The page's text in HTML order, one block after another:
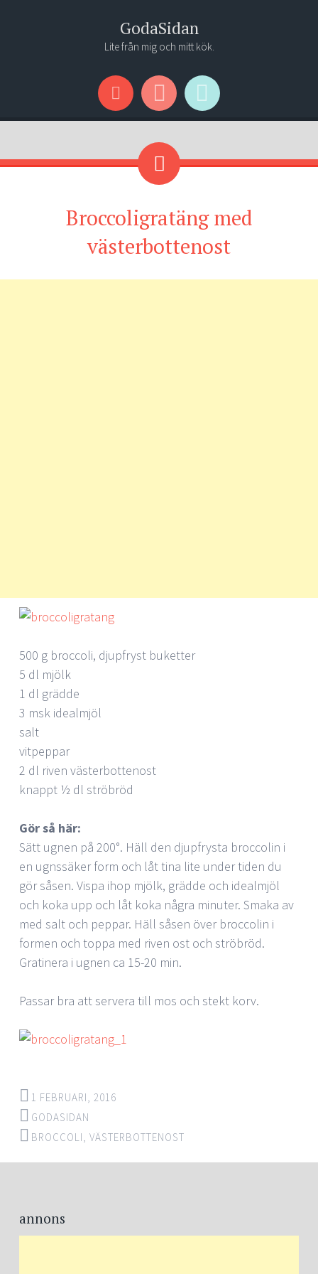
GodaSidan
Lite från mig och mitt kök.
Menu
Widgets
Search
Broccoligratäng med
västerbottenost
500 g broccoli, djupfryst buketter
5 dl mjölk
1 dl grädde
3 msk idealmjöl
salt
vitpeppar
2 dl riven västerbottenost
knappt ½ dl ströbröd
Gör så här:
Sätt ugnen på 200°. Häll den djupfrysta broccolin i
en ugnssäker form och låt tina lite under tiden du
gör såsen. Vispa ihop mjölk, grädde och idealmjöl
och koka upp och låt koka några minuter. Smaka av
med salt och peppar. Häll såsen över broccolin i
formen och toppa med riven ost och ströbröd.
Gratinera i ugnen ca 15-20 min.
Passar bra att servera till mos och stekt korv.
1 FEBRUARI, 2016
GODASIDAN
BROCCOLI, VÄSTERBOTTENOST
Post
navigation
annons